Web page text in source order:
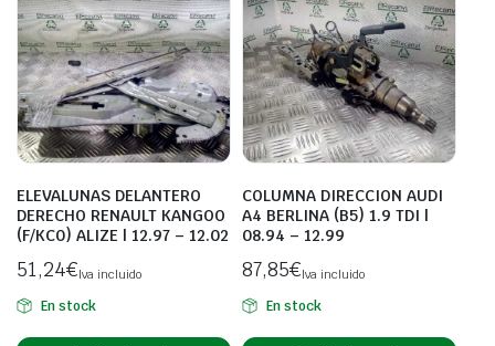
ELEVALUNAS DELANTERO
DERECHO RENAULT KANGOO
(F/KC0) ALIZE | 12.97 – 12.02
51,24€Iva incluido
En stock
COLUMNA DIRECCION AUDI
A4 BERLINA (B5) 1.9 TDI |
08.94 – 12.99
87,85€Iva incluido
En stock